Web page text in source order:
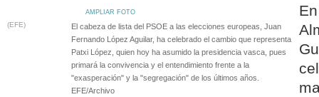
AMPLIAR FOTO
(EFE)
El cabeza de lista del PSOE a las elecciones europeas, Juan
Fernando López Aguilar, ha celebrado el cambio que representa
Patxi López, quien hoy ha asumido la presidencia vasca, pues
primará la convivencia y el entendimiento frente a la
"exasperación" y la "segregación" de los últimos años.
EFE/Archivo